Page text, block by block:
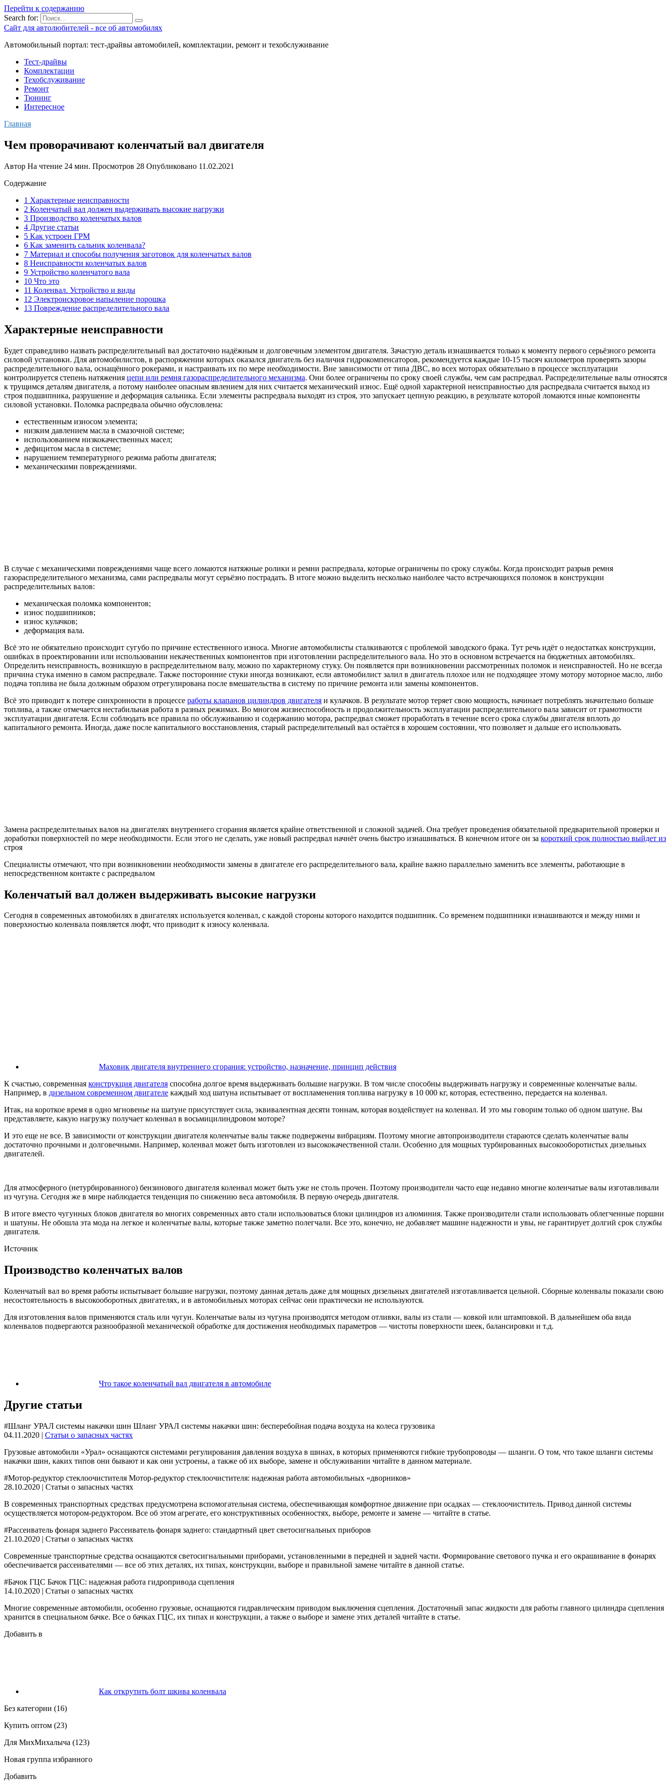
Перейти к содержанию
Search for:
Сайт для автолюбителей - все об автомобилях
Автомобильный портал: тест-драйвы автомобилей, комплектации, ремонт и техобслуживание
Тест-драйвы
Комплектации
Техобслуживание
Ремонт
Тюнинг
Интересное
Главная
Чем проворачивают коленчатый вал двигателя
Автор На чтение 24 мин. Просмотров 28 Опубликовано 11.02.2021
Содержание
1 Характерные неисправности
2 Коленчатый вал должен выдерживать высокие нагрузки
3 Производство коленчатых валов
4 Другие статьи
5 Как устроен ГРМ
6 Как заменить сальник коленвала?
7 Материал и способы получения заготовок для коленчатых валов
8 Неисправности коленчатых валов
9 Устройство коленчатого вала
10 Что это
11 Коленвал. Устройство и виды
12 Электроискровое напыление порошка
13 Повреждение распределительного вала
Характерные неисправности
Будет справедливо назвать распределительный вал достаточно надёжным и долговечным элементом двигателя. Зачастую деталь изнашивается только к моменту первого серьёзного ремонта
силовой установки. Для автомобилистов, в распоряжении которых оказался двигатель без наличия гидрокомпенсаторов, рекомендуется каждые 10-15 тысяч километров проверять зазоры
распределительного вала, оснащённого рокерами, и настраивать их по мере необходимости. Вне зависимости от типа ДВС, во всех моторах обязательно в процессе эксплуатации
контролируется степень натяжения цепи или ремня газораспределительного механизма. Они более ограничены по сроку своей службы, чем сам распредвал. Распределительные валы относятся
к трущимся деталям двигателя, а потому наиболее опасным явлением для них считается механический износ. Ещё одной характерной неисправностью для распредвала считается выход из
строя подшипника, разрушение и деформация сальника. Если элементы распредвала выходят из строя, это запускает цепную реакцию, в результате которой ломаются иные компоненты
силовой установки. Поломка распредвала обычно обусловлена:
естественным износом элемента;
низким давлением масла в смазочной системе;
использованием низкокачественных масел;
дефицитом масла в системе;
нарушением температурного режима работы двигателя;
механическими повреждениями.
В случае с механическими повреждениями чаще всего ломаются натяжные ролики и ремни распредвала, которые ограничены по сроку службы. Когда происходит разрыв ремня
газораспределительного механизма, сами распредвалы могут серьёзно пострадать. В итоге можно выделить несколько наиболее часто встречающихся поломок в конструкции
распределительных валов:
механическая поломка компонентов;
износ подшипников;
износ кулачков;
деформация вала.
Всё это не обязательно происходит сугубо по причине естественного износа. Многие автомобилисты сталкиваются с проблемой заводского брака. Тут речь идёт о недостатках конструкции,
ошибках в проектировании или использовании некачественных компонентов при изготовлении распределительного вала. Но это в основном встречается на бюджетных автомобилях.
Определить неисправность, возникшую в распределительном валу, можно по характерному стуку. Он появляется при возникновении рассмотренных поломок и неисправностей. Но не всегда
причина стука именно в самом распредвале. Также посторонние стуки иногда возникают, если автомобилист залил в двигатель плохое или не подходящее этому мотору моторное масло, либо
подача топлива не была должным образом отрегулирована после вмешательства в систему по причине ремонта или замены компонентов.
Всё это приводит к потере синхронности в процессе работы клапанов цилиндров двигателя и кулачков. В результате мотор теряет свою мощность, начинает потреблять значительно больше
топлива, а также отмечается нестабильная работа в разных режимах. Во многом жизнеспособность и продолжительность эксплуатации распределительного вала зависит от грамотности
эксплуатации двигателя. Если соблюдать все правила по обслуживанию и содержанию мотора, распредвал сможет проработать в течение всего срока службы двигателя вплоть до
капитального ремонта. Иногда, даже после капитального восстановления, старый распределительный вал остаётся в хорошем состоянии, что позволяет и дальше его использовать.
Замена распределительных валов на двигателях внутреннего сгорания является крайне ответственной и сложной задачей. Она требует проведения обязательной предварительной проверки и
доработки поверхностей по мере необходимости. Если этого не сделать, уже новый распредвал начнёт очень быстро изнашиваться. В конечном итоге он за короткий срок полностью выйдет из
строя
Специалисты отмечают, что при возникновении необходимости замены в двигателе его распределительного вала, крайне важно параллельно заменить все элементы, работающие в
непосредственном контакте с распредвалом
Коленчатый вал должен выдерживать высокие нагрузки
Сегодня в современных автомобилях в двигателях используется коленвал, с каждой стороны которого находится подшипник. Со временем подшипники изнашиваются и между ними и
поверхностью коленвала появляется люфт, что приводит к износу коленвала.
Маховик двигателя внутреннего сгорания: устройство, назначение, принцип действия
К счастью, современная конструкция двигателя способна долгое время выдерживать большие нагрузки. В том числе способны выдерживать нагрузку и современные коленчатые валы.
Например, в дизельном современном двигателе каждый ход шатуна испытывает от воспламенения топлива нагрузку в 10 000 кг, которая, естественно, передается на коленвал.
Итак, на короткое время в одно мгновенье на шатуне присутствует сила, эквивалентная десяти тоннам, которая воздействует на коленвал. И это мы говорим только об одном шатуне. Вы
представляете, какую нагрузку получает коленвал в восьмицилиндровом моторе?
И это еще не все. В зависимости от конструкции двигателя коленчатые валы также подвержены вибрациям. Поэтому многие автопроизводители стараются сделать коленчатые валы
достаточно прочными и долговечными. Например, коленвал может быть изготовлен из высококачественной стали. Особенно для мощных турбированных высокооборотистых дизельных
двигателей.
Для атмосферного (нетурбированного) бензинового двигателя коленвал может быть уже не столь прочен. Поэтому производители часто еще недавно многие коленчатые валы изготавливали
из чугуна. Сегодня же в мире наблюдается тенденция по снижению веса автомобиля. В первую очередь двигателя.
В итоге вместо чугунных блоков двигателя во многих современных авто стали использоваться блоки цилиндров из алюминия. Также производители стали использовать облегченные поршни
и шатуны. Не обошла эта мода на легкое и коленчатые валы, которые также заметно полегчали. Все это, конечно, не добавляет машине надежности и увы, не гарантирует долгий срок службы
двигателя.
Источник
Производство коленчатых валов
Коленчатый вал во время работы испытывает большие нагрузки, поэтому данная деталь даже для мощных дизельных двигателей изготавливается цельной. Сборные коленвалы показали свою
несостоятельность в высокооборотных двигателях, и в автомобильных моторах сейчас они практически не используются.
Для изготовления валов применяются сталь или чугун. Коленчатые валы из чугуна производятся методом отливки, валы из стали — ковкой или штамповкой. В дальнейшем оба вида
коленвалов подвергаются разнообразной механической обработке для достижения необходимых параметров — чистоты поверхности шеек, балансировки и т.д.
Что такое коленчатый вал двигателя в автомобиле
Другие статьи
#Шланг УРАЛ системы накачки шин Шланг УРАЛ системы накачки шин: бесперебойная подача воздуха на колеса грузовика
04.11.2020 | Статьи о запасных частях
Грузовые автомобили «Урал» оснащаются системами регулирования давления воздуха в шинах, в которых применяются гибкие трубопроводы — шланги. О том, что такое шланги системы
накачки шин, каких типов они бывают и как они устроены, а также об их выборе, замене и обслуживании читайте в данном материале.
#Мотор-редуктор стеклоочистителя Мотор-редуктор стеклоочистителя: надежная работа автомобильных «дворников»
28.10.2020 | Статьи о запасных частях
В современных транспортных средствах предусмотрена вспомогательная система, обеспечивающая комфортное движение при осадках — стеклоочиститель. Привод данной системы
осуществляется мотором-редуктором. Все об этом агрегате, его конструктивных особенностях, выборе, ремонте и замене — читайте в статье.
#Рассеиватель фонаря заднего Рассеиватель фонаря заднего: стандартный цвет светосигнальных приборов
21.10.2020 | Статьи о запасных частях
Современные транспортные средства оснащаются светосигнальными приборами, установленными в передней и задней части. Формирование светового пучка и его окрашивание в фонарях
обеспечивается рассеивателями — все об этих деталях, их типах, конструкции, выборе и правильной замене читайте в данной статье.
#Бачок ГЦС Бачок ГЦС: надежная работа гидропривода сцепления
14.10.2020 | Статьи о запасных частях
Многие современные автомобили, особенно грузовые, оснащаются гидравлическим приводом выключения сцепления. Достаточный запас жидкости для работы главного цилиндра сцепления
хранится в специальном бачке. Все о бачках ГЦС, их типах и конструкции, а также о выборе и замене этих деталей читайте в статье.
Добавить в
Как открутить болт шкива коленвала
Без категории (16)
Купить оптом (23)
Для МихМихалыча (123)
Новая группа избранного
Добавить